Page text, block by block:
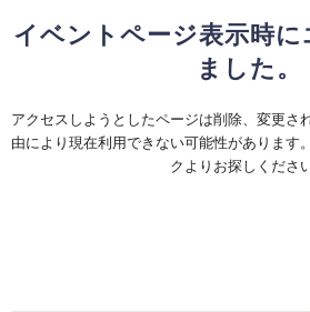
イベントページ表示時に
ました。
アクセスしようとしたページは削除、変更さ
由により現在利用できない可能性があります
クよりお探しください